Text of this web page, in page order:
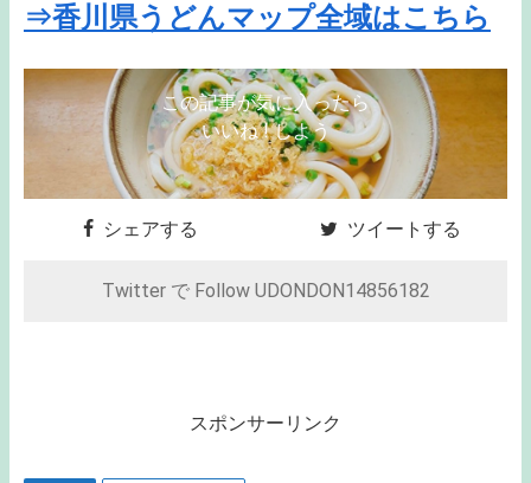
⇒香川県うどんマップ全域はこちら
この記事が気に入ったら
いいね ! しよう
シェアする ツイートする
Twitter で Follow UDONDON14856182
スポンサーリンク